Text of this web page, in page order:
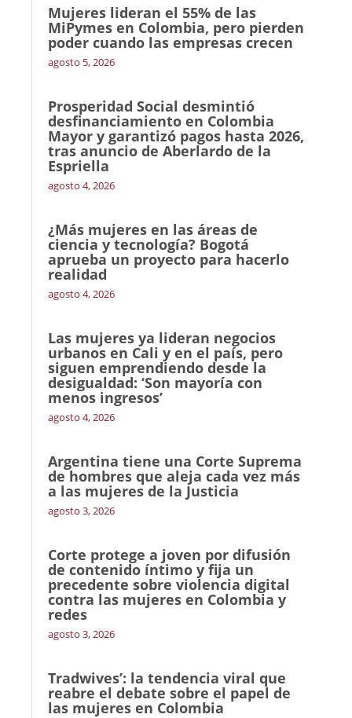
Mujeres lideran el 55% de las
MiPymes en Colombia, pero pierden
poder cuando las empresas crecen
agosto 5, 2026
Prosperidad Social desmintió
desfinanciamiento en Colombia
Mayor y garantizó pagos hasta 2026,
tras anuncio de Aberlardo de la
Espriella
agosto 4, 2026
¿Más mujeres en las áreas de
ciencia y tecnología? Bogotá
aprueba un proyecto para hacerlo
realidad
agosto 4, 2026
Las mujeres ya lideran negocios
urbanos en Cali y en el país, pero
siguen emprendiendo desde la
desigualdad: ‘Son mayoría con
menos ingresos’
agosto 4, 2026
Argentina tiene una Corte Suprema
de hombres que aleja cada vez más
a las mujeres de la Justicia
agosto 3, 2026
Corte protege a joven por difusión
de contenido íntimo y fija un
precedente sobre violencia digital
contra las mujeres en Colombia y
redes
agosto 3, 2026
Tradwives’: la tendencia viral que
reabre el debate sobre el papel de
las mujeres en Colombia